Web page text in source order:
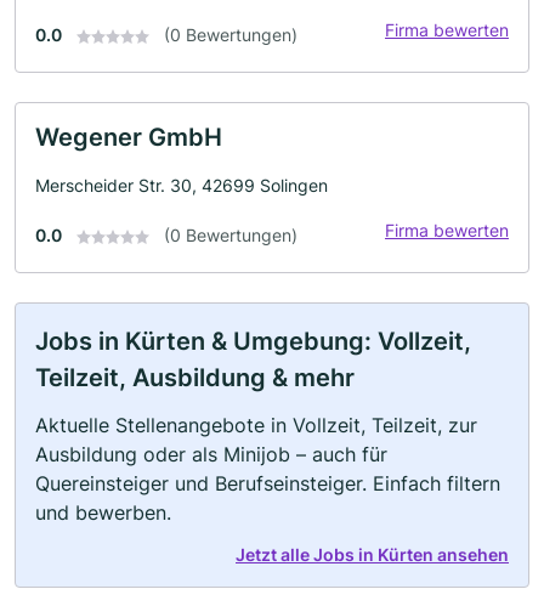
0.0 (0 Bewertungen) Firma bewerten
Wegener GmbH
Merscheider Str. 30, 42699 Solingen
0.0 (0 Bewertungen) Firma bewerten
Jobs in Kürten & Umgebung: Vollzeit,
Teilzeit, Ausbildung & mehr
Aktuelle Stellenangebote in Vollzeit, Teilzeit, zur
Ausbildung oder als Minijob – auch für
Quereinsteiger und Berufseinsteiger. Einfach filtern
und bewerben.
Jetzt alle Jobs in Kürten ansehen